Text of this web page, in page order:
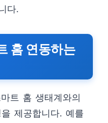
다.
홈 연동하는
트 홈 생태계와의
제공합니다. 예를